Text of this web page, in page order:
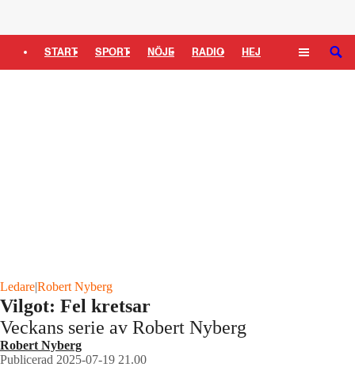
START SPORT NÖJE RADIO HEJ SÖK
Ledare|Robert Nyberg
Vilgot: Fel kretsar
Veckans serie av Robert Nyberg
Robert Nyberg
Publicerad 2025-07-19 21.00